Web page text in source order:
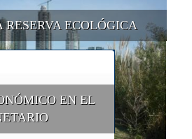
RESERVA ECOLÓGICA
EN EL